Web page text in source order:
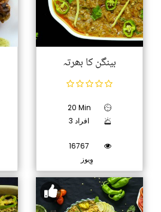
بینگن کا بھرتہ
20 Min
3 افراد
16767
وِیوز